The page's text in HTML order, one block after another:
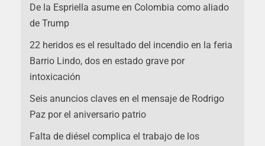
De la Espriella asume en Colombia como aliado
de Trump
22 heridos es el resultado del incendio en la feria
Barrio Lindo, dos en estado grave por
intoxicación
Seis anuncios claves en el mensaje de Rodrigo
Paz por el aniversario patrio
Falta de diésel complica el trabajo de los